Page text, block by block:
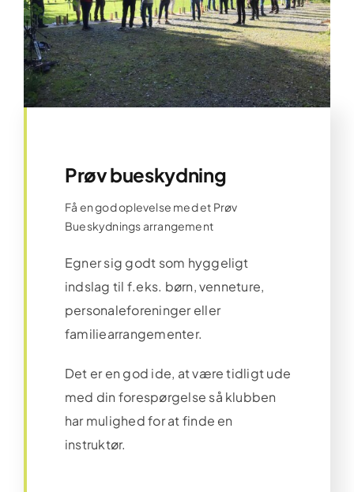
Prøv bueskydning
Få en god oplevelse med et Prøv
Bueskydnings arrangement
Egner sig godt som hyggeligt
indslag til f.eks. børn, venneture,
personaleforeninger eller
familiearrangementer.
Det er en god ide, at være tidligt ude
med din forespørgelse så klubben
har mulighed for at finde en
instruktør.